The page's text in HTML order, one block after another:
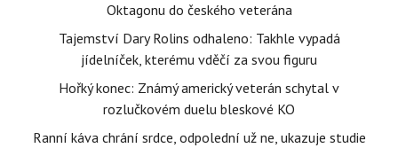
Oktagonu do českého veterána
Tajemství Dary Rolins odhaleno: Takhle vypadá
jídelníček, kterému vděčí za svou figuru
Hořký konec: Známý americký veterán schytal v
rozlučkovém duelu bleskové KO
Ranní káva chrání srdce, odpolední už ne, ukazuje studie